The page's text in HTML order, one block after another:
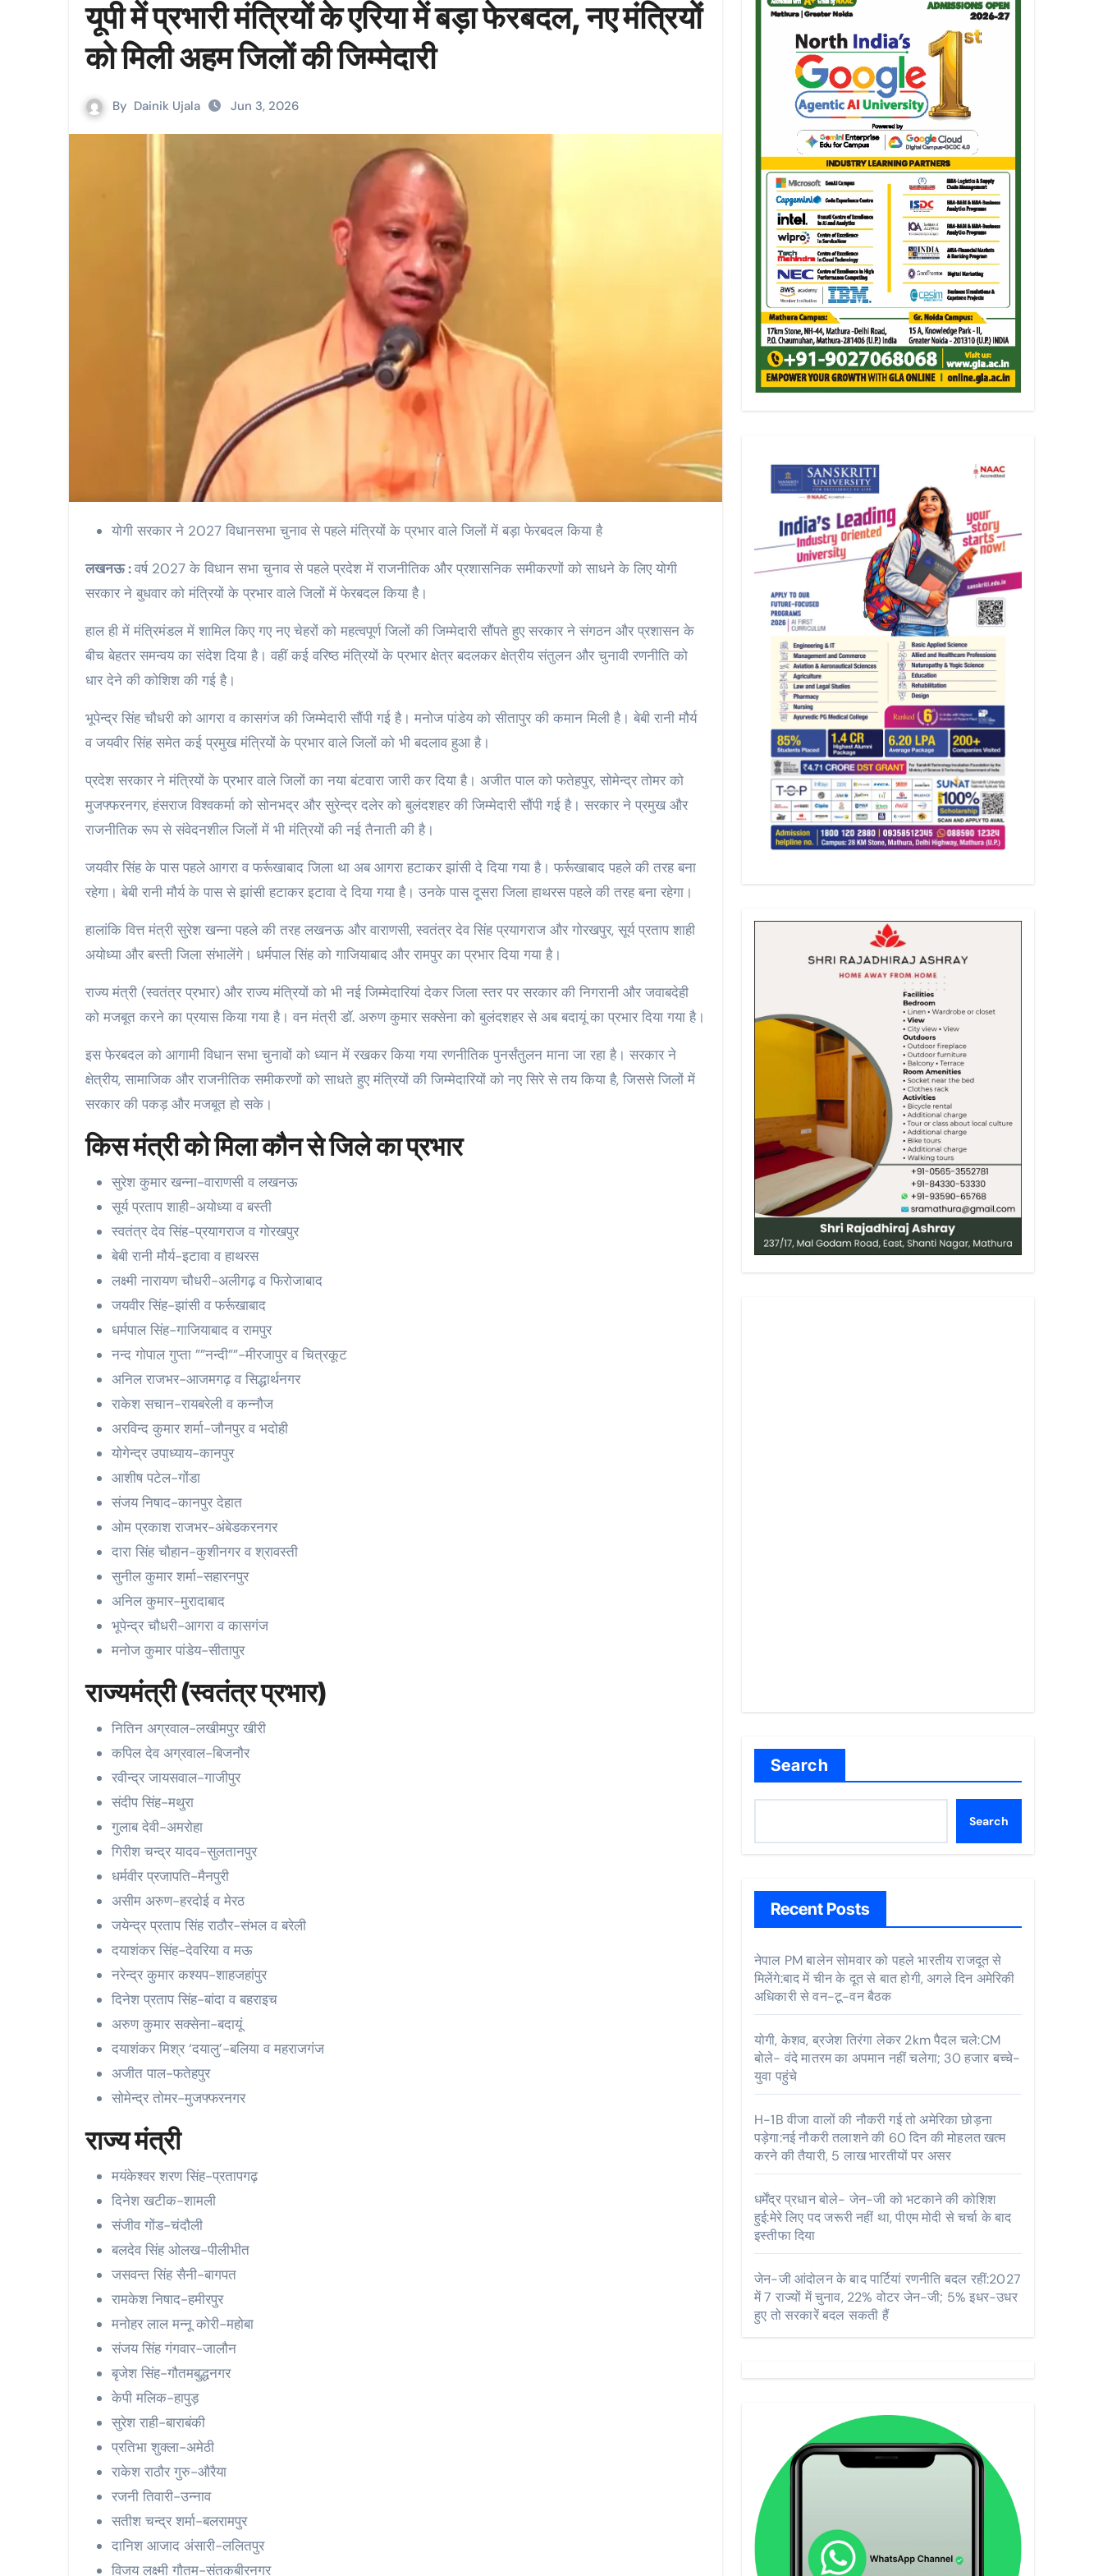
यूपी में प्रभारी मंत्रियों के एरिया में बड़ा फेरबदल, नए मंत्रियों
को मिली अहम जिलों की जिम्मेदारी
By Dainik Ujala Jun 3, 2026
योगी सरकार ने 2027 विधानसभा चुनाव से पहले मंत्रियों के प्रभार वाले जिलों में बड़ा फेरबदल किया है
लखनऊ :वर्ष 2027 के विधान सभा चुनाव से पहले प्रदेश में राजनीतिक और प्रशासनिक समीकरणों को साधने के लिए योगी
सरकार ने बुधवार को मंत्रियों के प्रभार वाले जिलों में फेरबदल किया है।
हाल ही में मंत्रिमंडल में शामिल किए गए नए चेहरों को महत्वपूर्ण जिलों की जिम्मेदारी सौंपते हुए सरकार ने संगठन और प्रशासन के
बीच बेहतर समन्वय का संदेश दिया है। वहीं कई वरिष्ठ मंत्रियों के प्रभार क्षेत्र बदलकर क्षेत्रीय संतुलन और चुनावी रणनीति को
धार देने की कोशिश की गई है।
भूपेन्द्र सिंह चौधरी को आगरा व कासगंज की जिम्मेदारी सौंपी गई है। मनोज पांडेय को सीतापुर की कमान मिली है। बेबी रानी मौर्य
व जयवीर सिंह समेत कई प्रमुख मंत्रियों के प्रभार वाले जिलों को भी बदलाव हुआ है।
प्रदेश सरकार ने मंत्रियों के प्रभार वाले जिलों का नया बंटवारा जारी कर दिया है। अजीत पाल को फतेहपुर, सोमेन्द्र तोमर को
मुजफ्फरनगर, हंसराज विश्वकर्मा को सोनभद्र और सुरेन्द्र दलेर को बुलंदशहर की जिम्मेदारी सौंपी गई है। सरकार ने प्रमुख और
राजनीतिक रूप से संवेदनशील जिलों में भी मंत्रियों की नई तैनाती की है।
जयवीर सिंह के पास पहले आगरा व फर्रूखाबाद जिला था अब आगरा हटाकर झांसी दे दिया गया है। फर्रूखाबाद पहले की तरह बना
रहेगा। बेबी रानी मौर्य के पास से झांसी हटाकर इटावा दे दिया गया है। उनके पास दूसरा जिला हाथरस पहले की तरह बना रहेगा।
हालांकि वित्त मंत्री सुरेश खन्ना पहले की तरह लखनऊ और वाराणसी, स्वतंत्र देव सिंह प्रयागराज और गोरखपुर, सूर्य प्रताप शाही
अयोध्या और बस्ती जिला संभालेंगे। धर्मपाल सिंह को गाजियाबाद और रामपुर का प्रभार दिया गया है।
राज्य मंत्री (स्वतंत्र प्रभार) और राज्य मंत्रियों को भी नई जिम्मेदारियां देकर जिला स्तर पर सरकार की निगरानी और जवाबदेही
को मजबूत करने का प्रयास किया गया है। वन मंत्री डॉ. अरुण कुमार सक्सेना को बुलंदशहर से अब बदायूं का प्रभार दिया गया है।
इस फेरबदल को आगामी विधान सभा चुनावों को ध्यान में रखकर किया गया रणनीतिक पुनर्संतुलन माना जा रहा है। सरकार ने
क्षेत्रीय, सामाजिक और राजनीतिक समीकरणों को साधते हुए मंत्रियों की जिम्मेदारियों काे नए सिरे से तय किया है, जिससे जिलों में
सरकार की पकड़ और मजबूत हो सके।
किस मंत्री को मिला कौन से जिले का प्रभार
सुरेश कुमार खन्ना-वाराणसी व लखनऊ
सूर्य प्रताप शाही-अयोध्या व बस्ती
स्वतंत्र देव सिंह-प्रयागराज व गोरखपुर
बेबी रानी मौर्य-इटावा व हाथरस
लक्ष्मी नारायण चौधरी-अलीगढ़ व फिरोजाबाद
जयवीर सिंह-झांसी व फर्रूखाबाद
धर्मपाल सिंह-गाजियाबाद व रामपुर
नन्द गोपाल गुप्ता ””नन्दी””-मीरजापुर व चित्रकूट
अनिल राजभर-आजमगढ़ व सिद्धार्थनगर
राकेश सचान-रायबरेली व कन्नौज
अरविन्द कुमार शर्मा-जौनपुर व भदोही
योगेन्द्र उपाध्याय-कानपुर
आशीष पटेल-गोंडा
संजय निषाद-कानपुर देहात
ओम प्रकाश राजभर-अंबेडकरनगर
दारा सिंह चौहान-कुशीनगर व श्रावस्ती
सुनील कुमार शर्मा-सहारनपुर
अनिल कुमार-मुरादाबाद
भूपेन्द्र चौधरी-आगरा व कासगंज
मनोज कुमार पांडेय-सीतापुर
राज्यमंत्री (स्वतंत्र प्रभार)
नितिन अग्रवाल-लखीमपुर खीरी
कपिल देव अग्रवाल-बिजनौर
रवीन्द्र जायसवाल-गाजीपुर
संदीप सिंह-मथुरा
गुलाब देवी-अमरोहा
गिरीश चन्द्र यादव-सुलतानपुर
धर्मवीर प्रजापति-मैनपुरी
असीम अरुण-हरदोई व मेरठ
जयेन्द्र प्रताप सिंह राठौर-संभल व बरेली
दयाशंकर सिंह-देवरिया व मऊ
नरेन्द्र कुमार कश्यप-शाहजहांपुर
दिनेश प्रताप सिंह-बांदा व बहराइच
अरुण कुमार सक्सेना-बदायूं
दयाशंकर मिश्र ‘दयालु’-बलिया व महराजगंज
अजीत पाल-फतेहपुर
सोमेन्द्र तोमर-मुजफ्फरनगर
राज्य मंत्री
मयंकेश्वर शरण सिंह-प्रतापगढ़
दिनेश खटीक-शामली
संजीव गोंड-चंदौली
बलदेव सिंह ओलख-पीलीभीत
जसवन्त सिंह सैनी-बागपत
रामकेश निषाद-हमीरपुर
मनोहर लाल मन्नू कोरी-महोबा
संजय सिंह गंगवार-जालौन
बृजेश सिंह-गौतमबुद्धनगर
केपी मलिक-हापुड़
सुरेश राही-बाराबंकी
प्रतिभा शुक्ला-अमेठी
राकेश राठौर गुरु-औरैया
रजनी तिवारी-उन्नाव
सतीश चन्द्र शर्मा-बलरामपुर
दानिश आजाद अंसारी-ललितपुर
विजय लक्ष्मी गौतम-संतकबीरनगर
Search
Search
Recent Posts
नेपाल PM बालेन सोमवार को पहले भारतीय राजदूत से
मिलेंगे:बाद में चीन के दूत से बात होगी, अगले दिन अमेरिकी
अधिकारी से वन-टू-वन बैठक
योगी, केशव, ब्रजेश तिरंगा लेकर 2km पैदल चले:CM
बोले- वंदे मातरम का अपमान नहीं चलेगा; 30 हजार बच्चे-
युवा पहुंचे
H-1B वीजा वालों की नौकरी गई तो अमेरिका छोड़ना
पड़ेगा:नई नौकरी तलाशने की 60 दिन की मोहलत खत्म
करने की तैयारी, 5 लाख भारतीयों पर असर
धर्मेंद्र प्रधान बोले- जेन-जी को भटकाने की कोशिश
हुई:मेरे लिए पद जरूरी नहीं था, पीएम मोदी से चर्चा के बाद
इस्तीफा दिया
जेन-जी आंदोलन के बाद पार्टियां रणनीति बदल रहीं:2027
में 7 राज्यों में चुनाव, 22% वोटर जेन-जी; 5% इधर-उधर
हुए तो सरकारें बदल सकती हैं